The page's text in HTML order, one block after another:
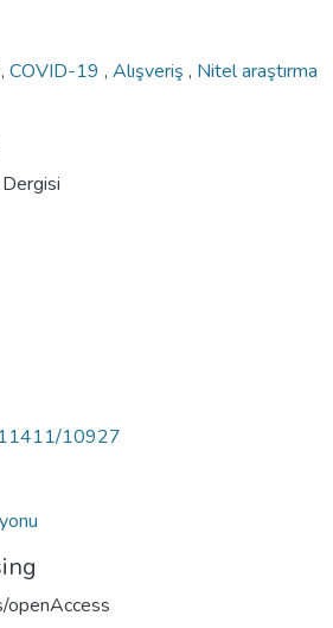
, COVID-19 , Alışveriş , Nitel araştırma
10927
openAccess